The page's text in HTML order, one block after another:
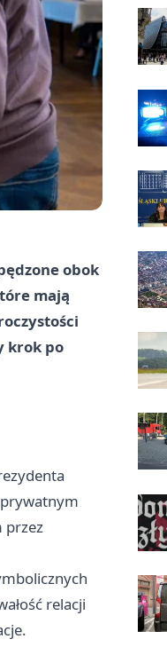
obok
mają
krok po
prywatnym
przez
relacji